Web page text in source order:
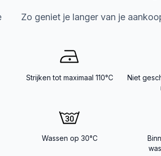
Zo geniet je langer van je
Strijken tot maximaal 110°C
Niet
Wassen op 30°C